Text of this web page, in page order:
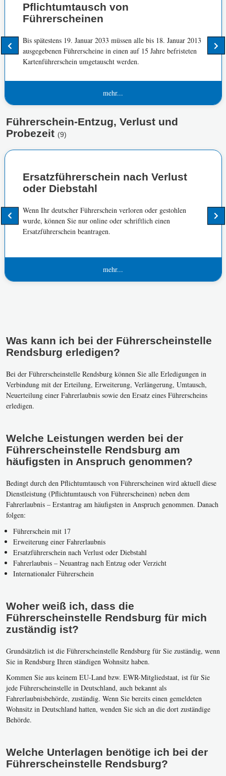
Pflichtumtausch von
Führerscheinen
Bis spätestens 19. Januar 2033 müssen alle bis 18. Januar 2013
ausgegebenen Führerscheine in einen auf 15 Jahre befristeten
Kartenführerschein umgetauscht werden.
mehr...
Führerschein-Entzug, Verlust und
Probezeit (9)
Ersatzführerschein nach Verlust
oder Diebstahl
Wenn Ihr deutscher Führerschein verloren oder gestohlen
wurde, können Sie nur online oder schriftlich einen
Ersatzführerschein beantragen.
mehr...
Was kann ich bei der Führerscheinstelle
Rendsburg erledigen?
Bei der Führerscheinstelle Rendsburg können Sie alle Erledigungen in
Verbindung mit der Erteilung, Erweiterung, Verlängerung, Umtausch,
Neuerteilung einer Fahrerlaubnis sowie den Ersatz eines Führerscheins
erledigen.
Welche Leistungen werden bei der
Führerscheinstelle Rendsburg am
häufigsten in Anspruch genommen?
Bedingt durch den Pflichtumtausch von Führerscheinen wird aktuell diese
Dienstleistung (Pflichtumtausch von Führerscheinen) neben dem
Fahrerlaubnis – Erstantrag am häufigsten in Anspruch genommen. Danach
folgen:
Führerschein mit 17
Erweiterung einer Fahrerlaubnis
Ersatzführerschein nach Verlust oder Diebstahl
Fahrerlaubnis – Neuantrag nach Entzug oder Verzicht
Internationaler Führerschein
Woher weiß ich, dass die
Führerscheinstelle Rendsburg für mich
zuständig ist?
Grundsätzlich ist die Führerscheinstelle Rendsburg für Sie zuständig, wenn
Sie in Rendsburg Ihren ständigen Wohnsitz haben.
Kommen Sie aus keinem EU-Land bzw. EWR-Mitgliedstaat, ist für Sie
jede Führerscheinstelle in Deutschland, auch bekannt als
Fahrerlaubnisbehörde, zuständig. Wenn Sie bereits einen gemeldeten
Wohnsitz in Deutschland hatten, wenden Sie sich an die dort zuständige
Behörde.
Welche Unterlagen benötige ich bei der
Führerscheinstelle Rendsburg?